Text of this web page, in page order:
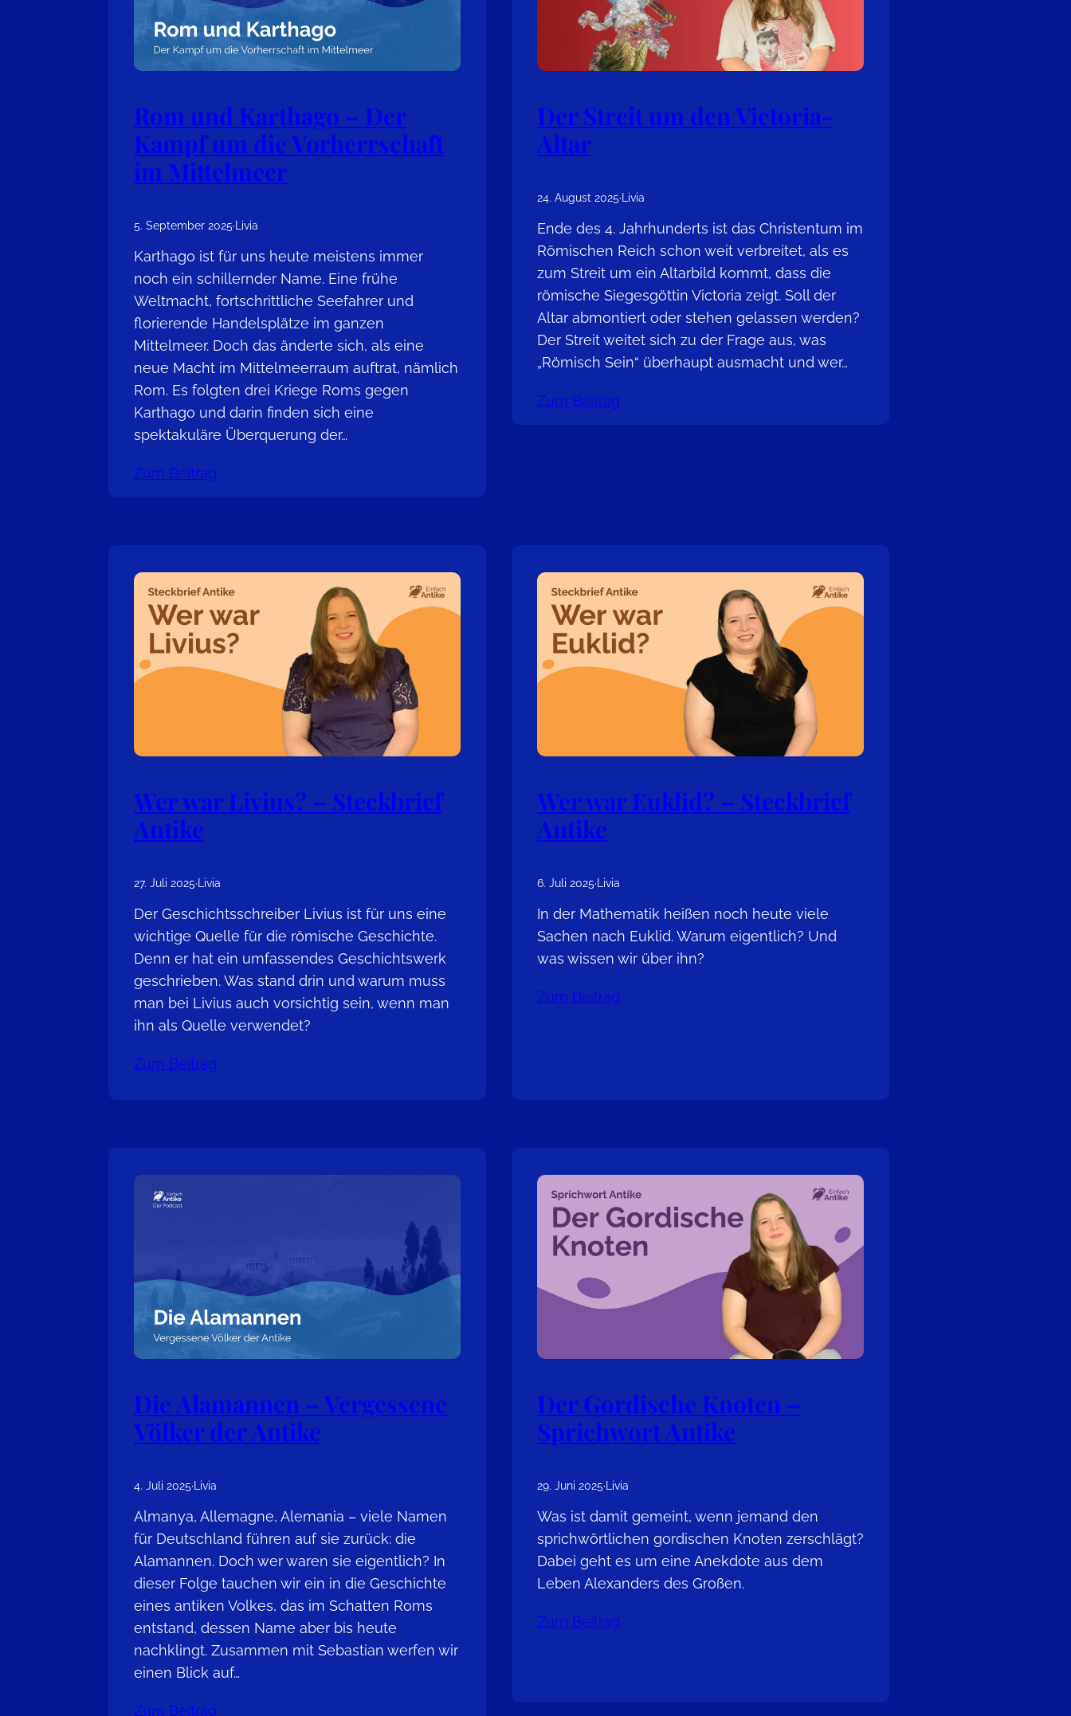
Rom und Karthago – Der
Kampf um die Vorherrschaft
im Mittelmeer
5. September 2025·Livia
Karthago ist für uns heute meistens immer
noch ein schillernder Name. Eine frühe
Weltmacht, fortschrittliche Seefahrer und
florierende Handelsplätze im ganzen
Mittelmeer. Doch das änderte sich, als eine
neue Macht im Mittelmeerraum auftrat, nämlich
Rom. Es folgten drei Kriege Roms gegen
Karthago und darin finden sich eine
spektakuläre Überquerung der…
Zum Beitrag
Der Streit um den Victoria-
Altar
24. August 2025·Livia
Ende des 4. Jahrhunderts ist das Christentum im
Römischen Reich schon weit verbreitet, als es
zum Streit um ein Altarbild kommt, dass die
römische Siegesgöttin Victoria zeigt. Soll der
Altar abmontiert oder stehen gelassen werden?
Der Streit weitet sich zu der Frage aus, was
„Römisch Sein“ überhaupt ausmacht und wer…
Zum Beitrag
Wer war Livius? – Steckbrief
Antike
27. Juli 2025·Livia
Der Geschichtsschreiber Livius ist für uns eine
wichtige Quelle für die römische Geschichte.
Denn er hat ein umfassendes Geschichtswerk
geschrieben. Was stand drin und warum muss
man bei Livius auch vorsichtig sein, wenn man
ihn als Quelle verwendet?
Zum Beitrag
Wer war Euklid? – Steckbrief
Antike
6. Juli 2025·Livia
In der Mathematik heißen noch heute viele
Sachen nach Euklid. Warum eigentlich? Und
was wissen wir über ihn?
Zum Beitrag
Die Alamannen – Vergessene
Völker der Antike
4. Juli 2025·Livia
Almanya, Allemagne, Alemania – viele Namen
für Deutschland führen auf sie zurück: die
Alamannen. Doch wer waren sie eigentlich? In
dieser Folge tauchen wir ein in die Geschichte
eines antiken Volkes, das im Schatten Roms
entstand, dessen Name aber bis heute
nachklingt. Zusammen mit Sebastian werfen wir
einen Blick auf…
Zum Beitrag
Der Gordische Knoten –
Sprichwort Antike
29. Juni 2025·Livia
Was ist damit gemeint, wenn jemand den
sprichwörtlichen gordischen Knoten zerschlägt?
Dabei geht es um eine Anekdote aus dem
Leben Alexanders des Großen.
Zum Beitrag